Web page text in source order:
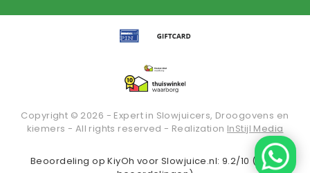
Copyright © 2026 - Expert in Slowjuicers, Droogovens en
kiemers - All rights reserved - Realization InStijl Media
Beoordeling opKiyOh voor Slowjuice.nl: 9.2/10 (2936